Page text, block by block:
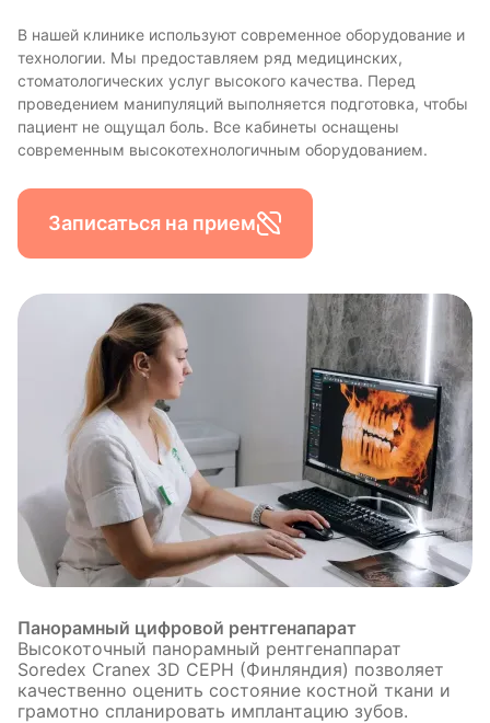
В нашей клинике используют современное оборудование и
технологии. Мы предоставляем ряд медицинских,
стоматологических услуг высокого качества. Перед
проведением манипуляций выполняется подготовка, чтобы
пациент не ощущал боль. Все кабинеты оснащены
современным высокотехнологичным оборудованием.
Записаться на прием
Панорамный цифровой рентгенапарат
Высокоточный панорамный рентгенаппарат
Soredex Cranex 3D CEPH (Финляндия) позволяет
качественно оценить состояние костной ткани и
грамотно спланировать имплантацию зубов.